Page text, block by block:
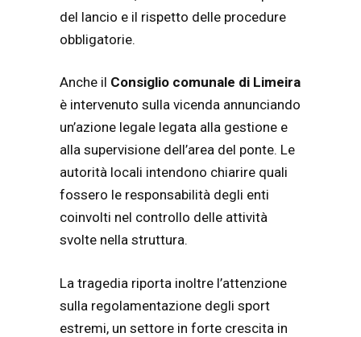
del lancio e il rispetto delle procedure
obbligatorie.
Anche il Consiglio comunale di Limeira
è intervenuto sulla vicenda annunciando
un’azione legale legata alla gestione e
alla supervisione dell’area del ponte. Le
autorità locali intendono chiarire quali
fossero le responsabilità degli enti
coinvolti nel controllo delle attività
svolte nella struttura.
La tragedia riporta inoltre l’attenzione
sulla regolamentazione degli sport
estremi, un settore in forte crescita in